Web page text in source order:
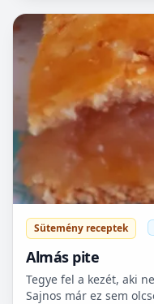
Sütemény receptek
Almás pite
Tegye fel a kezét, aki
Sajnos már ez sem